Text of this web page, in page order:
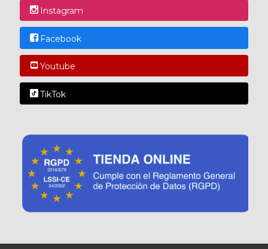
Instagram
Facebook
Youtube
TikTok